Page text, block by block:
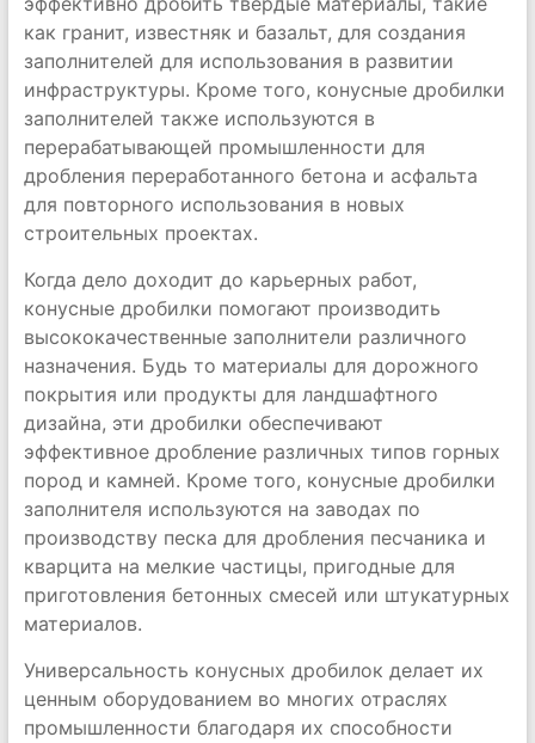
как гранит, известняк и базальт, для создания
заполнителей для использования в развитии
инфраструктуры. Кроме того, конусные дробилки
заполнителей также используются в
перерабатывающей промышленности для
дробления переработанного бетона и асфальта
для повторного использования в новых
строительных проектах.
Когда дело доходит до карьерных работ,
конусные дробилки помогают производить
высококачественные заполнители различного
назначения. Будь то материалы для дорожного
покрытия или продукты для ландшафтного
дизайна, эти дробилки обеспечивают
эффективное дробление различных типов горных
пород и камней. Кроме того, конусные дробилки
заполнителя используются на заводах по
производству песка для дробления песчаника и
кварцита на мелкие частицы, пригодные для
приготовления бетонных смесей или штукатурных
материалов.
Универсальность конусных дробилок делает их
ценным оборудованием во многих отраслях
промышленности благодаря их способности